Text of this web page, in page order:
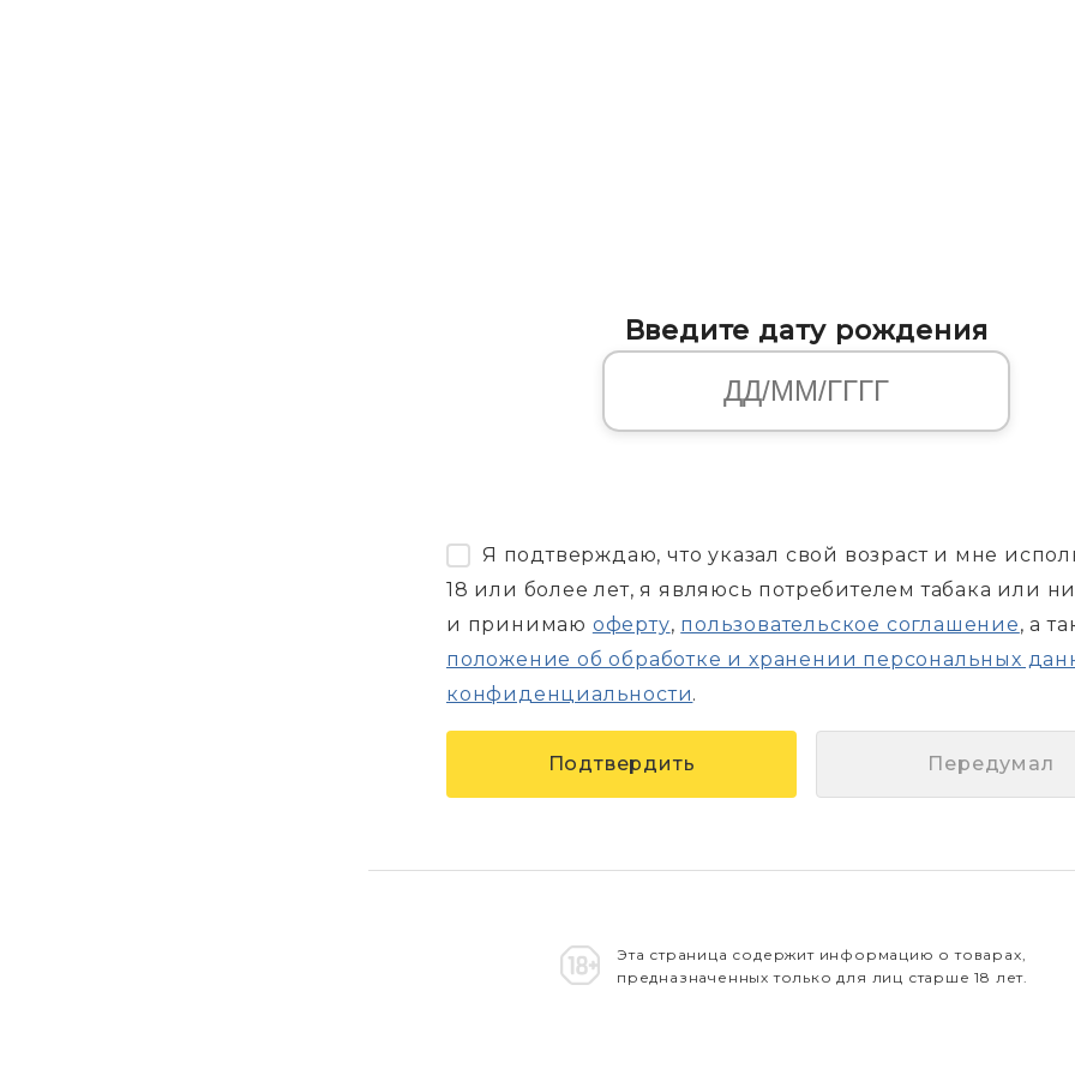
Введите дату рождения
Я подтверждаю, что указал свой возраст и мне
18 или более лет, я являюсь потребителем табака или
и принимаю оферту, пользовательское соглашение, а
положение об обработке и хранении персональных
конфиденциальности.
Передумал
Эта страница содержит информацию о товарах,
предназначенных только для лиц старше 18 лет.